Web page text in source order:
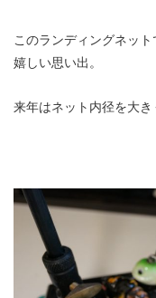
このランディングネッ
嬉しい思い出。
来年はネット内径を大き